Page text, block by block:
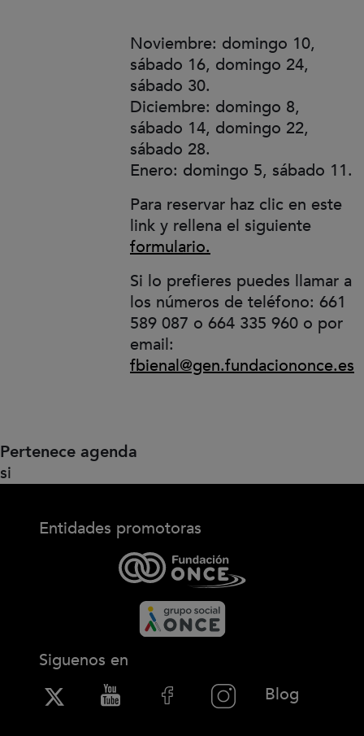
Noviembre: domingo 10,
sábado 16, domingo 24,
sábado 30.
Diciembre: domingo 8,
sábado 14, domingo 22,
sábado 28.
Enero: domingo 5, sábado 11.
Para reservar haz clic en este
link y rellena el siguiente
formulario.
Si lo prefieres puedes llamar a
los números de teléfono: 661
589 087 o 664 335 960 o por
email:
fbienal@gen.fundaciononce.es
Pertenece agenda
si
Entidades promotoras
Siguenos en
Blog